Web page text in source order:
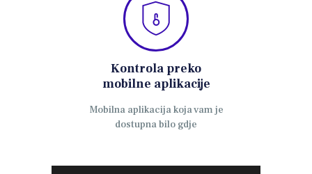
Kontrola preko
mobilne aplikacije
Mobilna aplikacija koja vam je
dostupna bilo gdje